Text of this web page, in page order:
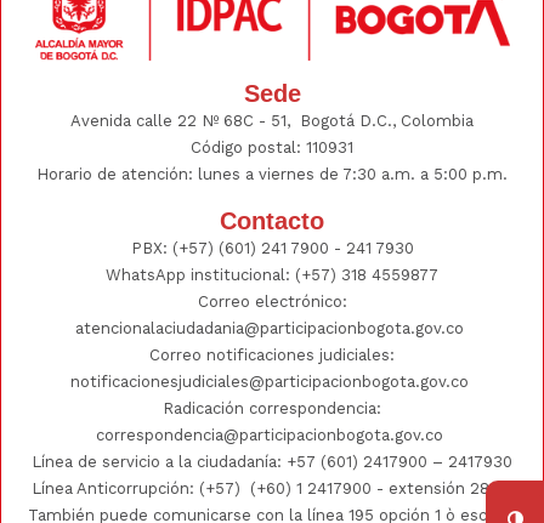
Sede
Avenida calle 22 Nº 68C - 51, Bogotá D.C., Colombia
Código postal: 110931
Horario de atención: lunes a viernes de 7:30 a.m. a 5:00 p.m.
Contacto
PBX: (+57) (601) 241 7900 - 241 7930
WhatsApp institucional: (+57) 318 4559877
Correo electrónico:
atencionalaciudadania@participacionbogota.gov.co
Correo notificaciones judiciales:
notificacionesjudiciales@participacionbogota.gov.co
Radicación correspondencia:
correspondencia@participacionbogota.gov.co
Línea de servicio a la ciudadanía: +57 (601) 2417900 – 2417930
Línea Anticorrupción: (+57)
(+60) 1 2417900 - extensión 2802;
También puede comunicarse con la línea 195 opción 1 ò escribir